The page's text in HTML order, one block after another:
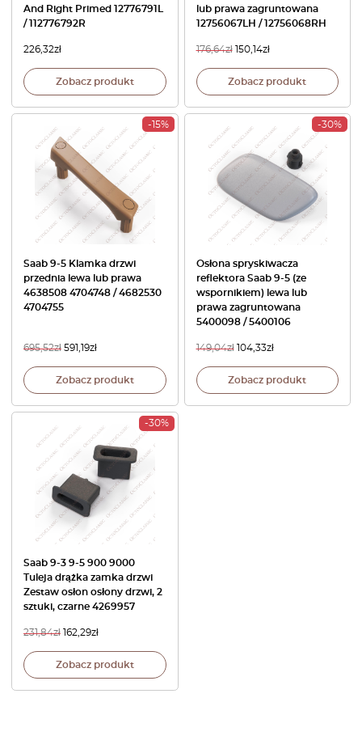
And Right Primed 12776791L
/ 112776792R
226,32zł
Zobacz produkt
lub prawa zagruntowana
12756067LH / 12756068RH
176,64zł 150,14zł
Zobacz produkt
-15%
Saab 9-5 Klamka drzwi
przednia lewa lub prawa
4638508 4704748 / 4682530
4704755
695,52zł 591,19zł
Zobacz produkt
-30%
Osłona spryskiwacza
reflektora Saab 9-5 (ze
wspornikiem) lewa lub
prawa zagruntowana
5400098 / 5400106
149,04zł 104,33zł
Zobacz produkt
-30%
Saab 9-3 9-5 900 9000
Tuleja drążka zamka drzwi
Zestaw osłon osłony drzwi, 2
sztuki, czarne 4269957
231,84zł 162,29zł
Zobacz produkt